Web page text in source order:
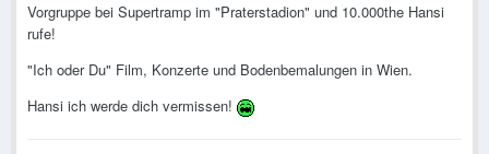
Vorgruppe bei Supertramp im "Praterstadion" und 10.000the Hansi
rufe!
"Ich oder Du" Film, Konzerte und Bodenbemalungen in Wien.
Hansi ich werde dich vermissen!